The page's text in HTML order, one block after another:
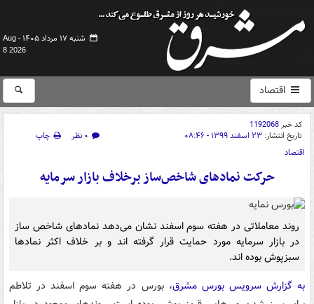
شنبه ۱۷ مرداد ۱۴۰۵ -
Aug
8 2026
اقتصاد
کد خبر1192068
تاریخ انتشار: ۲۳ اسفند ۱۳۹۹ - ۰۸:۴۶ ۰ نظر
چاپ
اقتصاد
حرکت نمادهای شاخص‌ساز برخلاف بازار سرمایه
روند معاملاتی در هفته سوم اسفند نشان می‌دهد نمادهای شاخص ساز
در بازار سرمایه مورد حمایت قرار گرفته اند و بر خلاف اکثر نمادها
سبزپوش بوده اند.
به گزارش سرویس بورس مشرق، بورس در هفته سوم اسفند در تلاطم